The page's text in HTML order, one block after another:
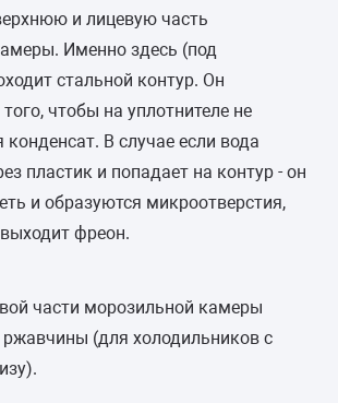
и лицевую часть
Именно здесь (под
стальной контур. Он
чтобы на уплотнителе не
В случае если вода
пластик и попадает на контур - он
и образуются микроотверстия,
фреон.
части морозильной камеры
(для холодильников с